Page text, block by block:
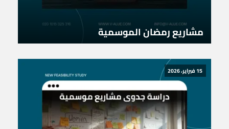
مشاريع رمضان الموسمية
15 فبراير، 2026